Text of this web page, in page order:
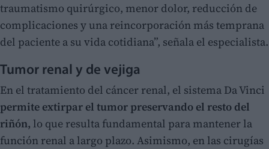
traumatismo quirúrgico, menor dolor, reducción de
complicaciones y una reincorporación más temprana
del paciente a su vida cotidiana”, señala el especialista.
Tumor renal y de vejiga
En el tratamiento del cáncer renal, el sistema Da Vinci
permite extirpar el tumor preservando el resto del
riñón, lo que resulta fundamental para mantener la
función renal a largo plazo. Asimismo, en las cirugías